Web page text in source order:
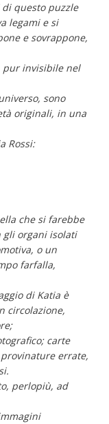
questo puzzle
legami e si
e sovrappone,
pur invisibile nel
sono
originali, in una
Rossi:
che si farebbe
gli organi isolati
o un
farfalla,
di Katia è
circolazione,
carte
errate,
perlopiù, ad